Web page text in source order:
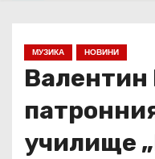
МУЗИКА НОВИНИ
Валентин
училище